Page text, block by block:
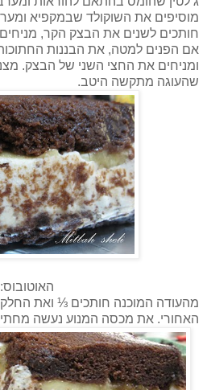
מוסיפים את השוקולד שבמקפיא
חותכים לשנים את הבצק הקר,
אם הפנים למטה, את הבננות
שהעוגה מתקשה היטב.
האוטובוס:
מהעודה המוכנה חותכים ⅓ ואת
האחורי. את מכסה המנוע נעשה